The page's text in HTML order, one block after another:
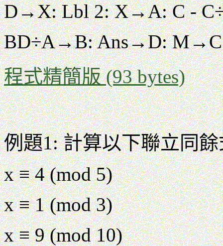
D→X: Lbl 2: X→A: C -
BD÷A→B: Ans→D:
程式精簡版 (93 bytes)
例題1: 計算以下聯立同
x ≡ 4 (mod 5)
x ≡ 1 (mod 3)
x ≡ 9 (mod 10)